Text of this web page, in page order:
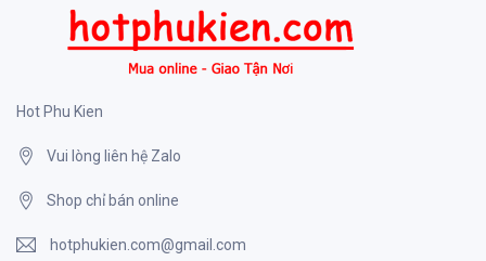
Hot Phu Kien
Vui lòng liên hệ Zalo
Shop chỉ bán online
hotphukien.com@gmail.com